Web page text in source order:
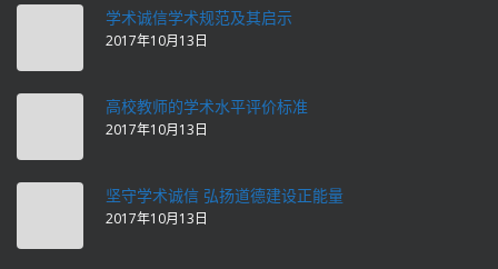
学术诚信学术规范及其启示
2017年10月13日
高校教师的学术水平评价标准
2017年10月13日
坚守学术诚信 弘扬道德建设正能量
2017年10月13日